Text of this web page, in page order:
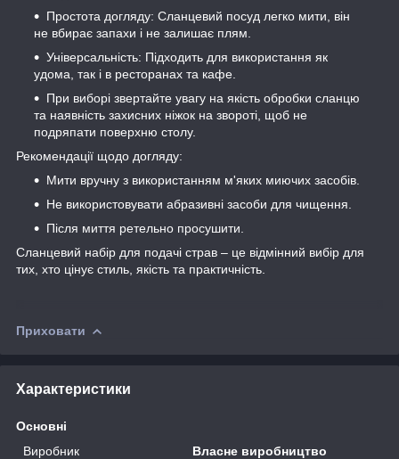
Простота догляду: Сланцевий посуд легко мити, він
не вбирає запахи і не залишає плям.
Універсальність: Підходить для використання як
удома, так і в ресторанах та кафе.
При виборі звертайте увагу на якість обробки сланцю
та наявність захисних ніжок на звороті, щоб не
подряпати поверхню столу.
Рекомендації щодо догляду:
Мити вручну з використанням м'яких миючих засобів.
Не використовувати абразивні засоби для чищення.
Після миття ретельно просушити.
Сланцевий набір для подачі страв – це відмінний вибір для
тих, хто цінує стиль, якість та практичність.
Приховати
Характеристики
Основні
Виробник
Власне виробництво